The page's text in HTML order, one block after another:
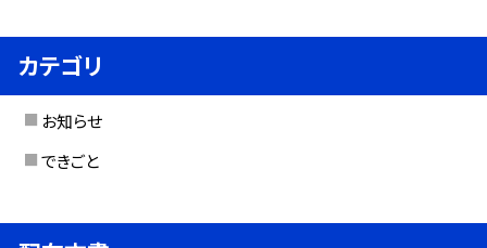
カテゴリ
お知らせ
できごと